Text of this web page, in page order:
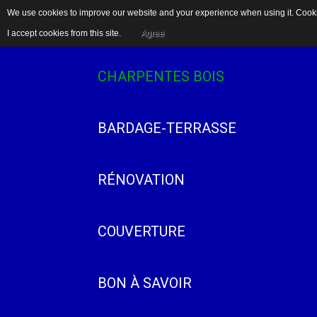
CHARPENTES BOIS
BARDAGE-TERRASSE
RÉNOVATION
COUVERTURE
BON À SAVOIR
We use cookies to improve our website and your experience when using it.
I accept cookies from this site. Agree